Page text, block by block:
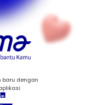
baru dengan